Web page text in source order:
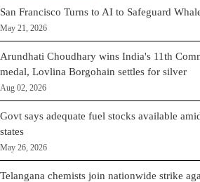
San Francisco Turns to AI to Safeguard
May 21, 2026
Arundhati Choudhary wins India's 11th
medal, Lovlina Borgohain settles for silver
Aug 02, 2026
Govt says adequate fuel stocks available
states
May 26, 2026
Telangana chemists join nationwide strike